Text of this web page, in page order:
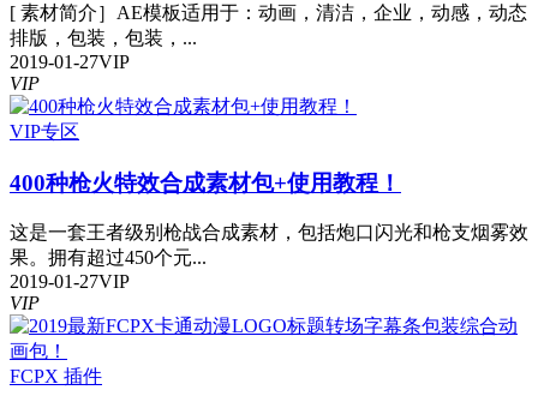
[ 素材简介］AE模板适用于：动画，清洁，企业，动感，动态
排版，包装，包装，...
2019-01-27VIP
VIP
VIP专区
400种枪火特效合成素材包+使用教程！
这是一套王者级别枪战合成素材，包括炮口闪光和枪支烟雾效
果。拥有超过450个元...
2019-01-27VIP
VIP
FCPX 插件